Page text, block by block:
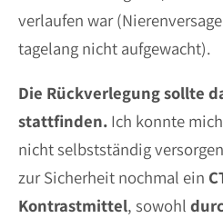
verlaufen war
tagelang nicht aufgewacht).
Die Rückverlegung sollte
stattfinden. Ich konnte
nicht selbstständig
zur Sicherheit nochmal ein
Kontrastmittel, sowohl